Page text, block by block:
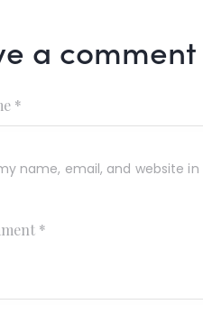
a comment
name, email, and website